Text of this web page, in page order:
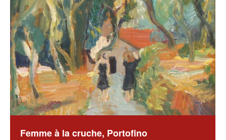
Femme à la cruche, Portofino